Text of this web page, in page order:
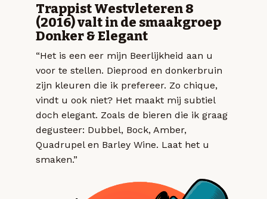
Trappist Westvleteren 8
(2016) valt in de smaakgroep
Donker & Elegant
“Het is een eer mijn Beerlijkheid aan u
voor te stellen. Dieprood en donkerbruin
zijn kleuren die ik prefereer. Zo chique,
vindt u ook niet? Het maakt mij subtiel
doch elegant. Zoals de bieren die ik graag
degusteer: Dubbel, Bock, Amber,
Quadrupel en Barley Wine. Laat het u
smaken.”